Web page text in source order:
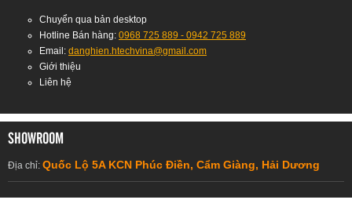
Chuyển qua bản desktop
Hotline Bán hàng: 0968 725 889 - 0942 725 889
Email: danghien.htechvina@gmail.com
Giới thiệu
Liên hệ
SHOWROOM
Địa chỉ: Quốc Lộ 5A KCN Phúc Điền, Cẩm Giàng, Hải Dương